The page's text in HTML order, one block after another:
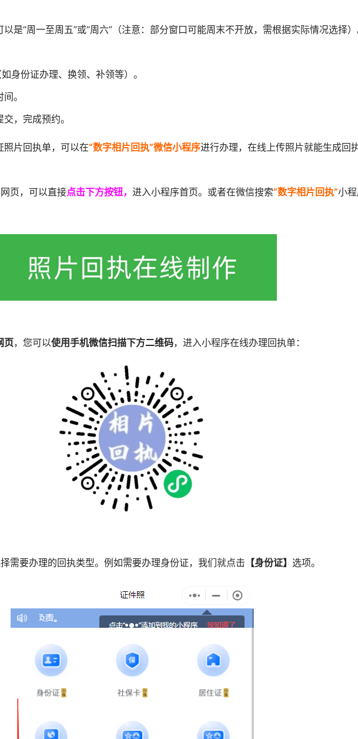
是“周一至周五”或“周六”（注意：部分窗口可能周末不开放，需根据实际情况选择
身份证办理、换领、补领等）。
。
，完成预约。
片回执单，可以在“数字相片回执”微信小程序进行办理，在线上传照片就能生成回
页，可以直接点击下方按钮， 进入小程序首页。或者在微信搜索”数字相片回执“小
页，您可以使用手机微信扫描下方二维码，进入小程序在线办理回执单：
需要办理的回执类型。例如需要办理身份证，我们就点击 【身份证】 选项。